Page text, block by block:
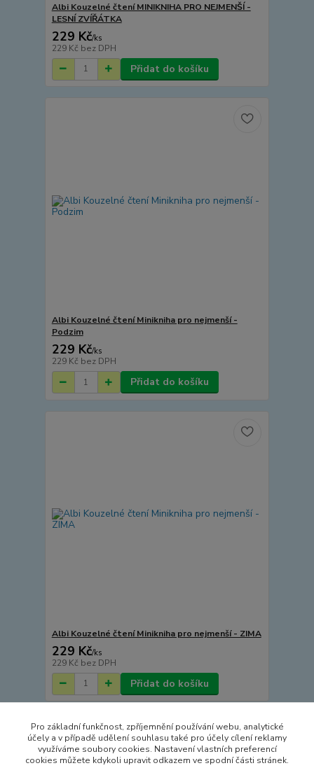
Albi Kouzelné čtení MINIKNIHA PRO NEJMENŠÍ -
LESNÍ ZVÍŘÁTKA
229 Kč/ks
229 Kč bez DPH
Přidat do košíku
Albi Kouzelné čtení Minikniha pro nejmenší -
Podzim
229 Kč/ks
229 Kč bez DPH
Přidat do košíku
Albi Kouzelné čtení Minikniha pro nejmenší - ZIMA
229 Kč/ks
229 Kč bez DPH
Přidat do košíku
Načíst další produkty (15)
strana z 4další
Pro základní funkčnost, zpříjemnění používání webu, analytické
účely a v případě udělení souhlasu také pro účely cílení reklamy
využíváme soubory cookies. Nastavení vlastních preferencí
cookies můžete kdykoli upravit odkazem ve spodní části stránek.